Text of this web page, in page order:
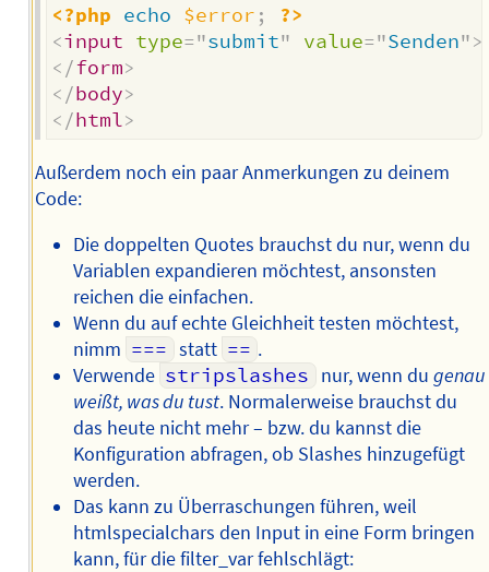
<?php echo $error ;
?>
<input type="submit" value="Senden">
</form>
</body>
</html>
Außerdem noch ein paar Anmerkungen zu deinem
Code:
Die doppelten Quotes brauchst du nur, wenn du
Variablen expandieren möchtest, ansonsten
reichen die einfachen.
Wenn du auf echte Gleichheit testen möchtest,
nimm === statt == .
Verwende stripslashes nur, wenn du genau
weißt, was du tust. Normalerweise brauchst du
das heute nicht mehr – bzw. du kannst die
Konfiguration abfragen, ob Slashes hinzugefügt
werden.
Das kann zu Überraschungen führen, weil
htmlspecialchars den Input in eine Form bringen
kann, für die filter_var fehlschlägt: